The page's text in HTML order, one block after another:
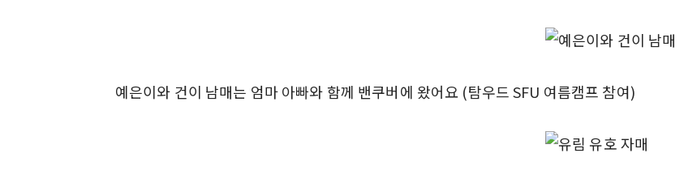
예은이와 건이 남매는 엄마 아빠와 함께 밴쿠버에 왔어요 (탐우드 SFU 여름캠프 참여)